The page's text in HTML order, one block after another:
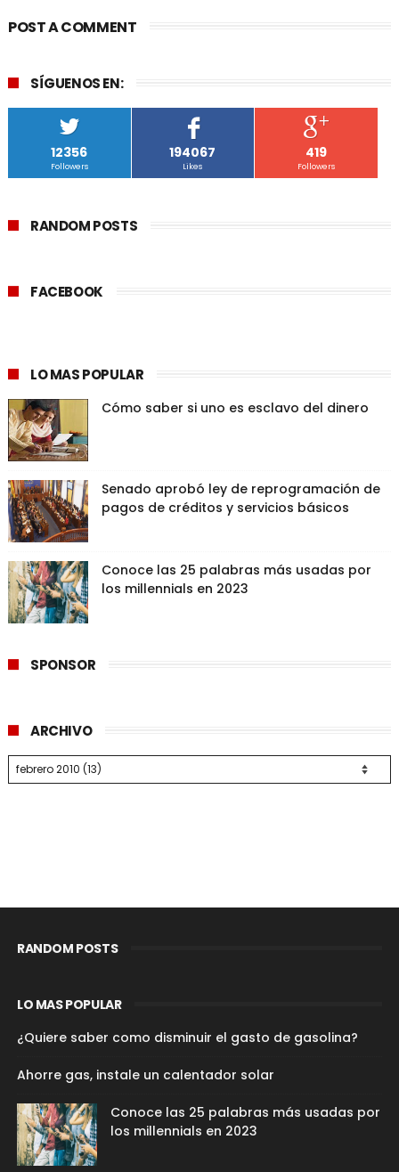
POST A COMMENT
SÍGUENOS EN:
12356
Followers
194067
Likes
419
Followers
RANDOM POSTS
FACEBOOK
LO MAS POPULAR
Cómo saber si uno es esclavo del dinero
Senado aprobó ley de reprogramación de
pagos de créditos y servicios básicos
Conoce las 25 palabras más usadas por
los millennials en 2023
SPONSOR
ARCHIVO
RANDOM POSTS
LO MAS POPULAR
¿Quiere saber como disminuir el gasto de gasolina?
Ahorre gas, instale un calentador solar
Conoce las 25 palabras más usadas por
los millennials en 2023